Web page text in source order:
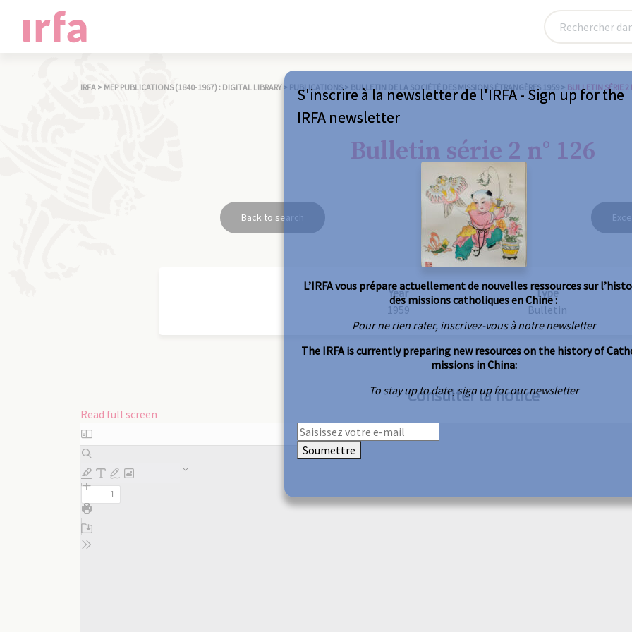
IRFA > MEP PUBLICATIONS (1840-1967) : DIGITAL LIBRARY > PUBLICATIONS > BULLETIN DE LA SOCIÉTÉ DES MISSIONS ÉTRANGÈRES 1959 > BULLETIN SÉRIE 2
Bulletin série 2 n° 126
Back to search
Year
1959
Type
Bulletin
Consulter la notice
Read full screen
Skip
to
PDF
content
S'inscrire à la newsletter de l'IRFA - Sign up for the
IRFA newsletter
L’IRFA vous prépare actuellement de nouvelles ressources sur
des missions catholiques en Chine :
Pour ne rien rater, inscrivez-vous à notre newsletter
The IRFA is currently preparing new resources on the history of
missions in China:
To stay up to date, sign up for our newsletter
Soumettre